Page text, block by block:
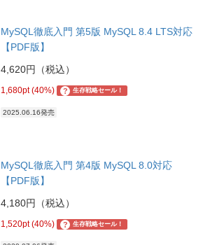
MySQL徹底入門 第5版 MySQL 8.4 LTS対応
【PDF版】
4,620円（税込）
1,680pt (40%) ? 生存戦略セール！
2025.06.16発売
MySQL徹底入門 第4版 MySQL 8.0対応
【PDF版】
4,180円（税込）
1,520pt (40%) ? 生存戦略セール！